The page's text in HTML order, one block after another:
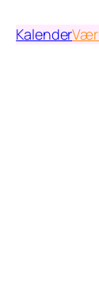
Kalender